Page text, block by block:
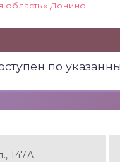
область » Донино
по
147А